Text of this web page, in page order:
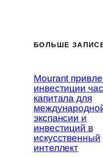
БОЛЬШЕ
Mourant
инвестиции
капитала для
экспансии и
инвестиций в
искусственный
интеллект